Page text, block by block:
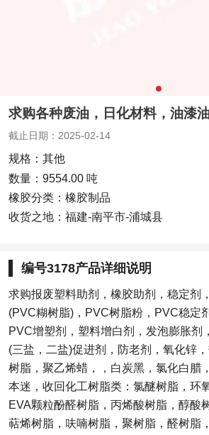
求购各种废油，日化材料，油漆
截止日期：2025-02-14
规格：其他
数量：9554.00 吨
橡胶分类：橡胶制品
收货之地：福建-南平市-浦城县
编号3178产品详细说明
求购报废塑料助剂，橡胶助剂，稳定剂
(PVC糊树脂)，PVC树脂粉，PVC稳定
PVC增塑剂，塑料增白剂，发泡膨胀剂
(三盐，二盐)促进剂，防老剂，氧化锌
树脂，聚乙烯蜡，，白炭黑，氯化白腊
本迷，收回化工树脂类：氯醚树脂，环
EVA颗粒酚醛树脂，丙烯酸树脂，醇酸
萜烯树脂，呋喃树脂，聚树脂，醛树脂